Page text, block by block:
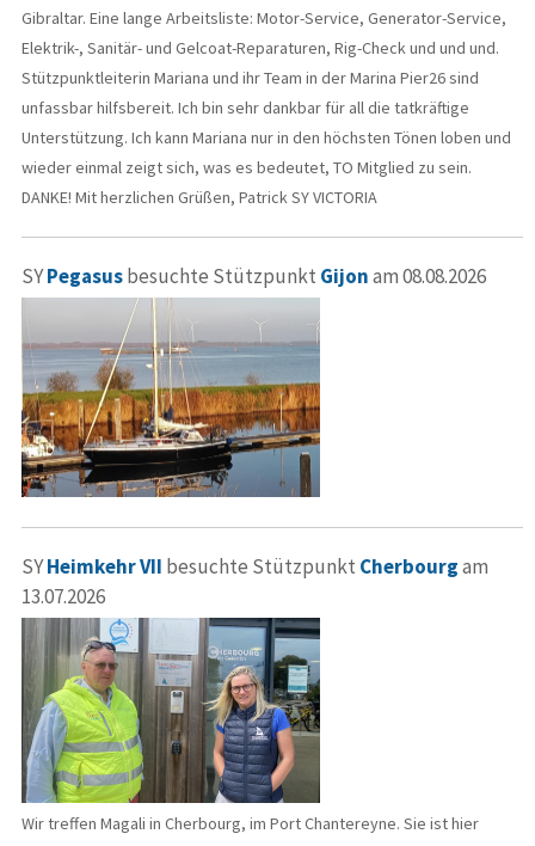
Gibraltar. Eine lange Arbeitsliste: Motor-Service, Generator-Service,
Elektrik-, Sanitär- und Gelcoat-Reparaturen, Rig-Check und und und.
Stützpunktleiterin Mariana und ihr Team in der Marina Pier26 sind
unfassbar hilfsbereit. Ich bin sehr dankbar für all die tatkräftige
Unterstützung. Ich kann Mariana nur in den höchsten Tönen loben und
wieder einmal zeigt sich, was es bedeutet, TO Mitglied zu sein.
DANKE! Mit herzlichen Grüßen, Patrick SY VICTORIA
SYPegasusbesuchte Stützpunkt Gijonam 08.08.2026
SYHeimkehr VII besuchte Stützpunkt Cherbourgam
13.07.2026
Wir treffen Magali in Cherbourg, im Port Chantereyne. Sie ist hier